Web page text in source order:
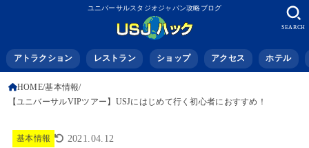
ユニバーサルスタジオジャパン攻略ブログ
アトラクション レストラン ショップ アクセス ホテル
SEARCH
HOME 基本情報
【ユニバーサルVIPツアー】USJにはじめて行く初心者におすすめ！
基本情報 2021.04.12